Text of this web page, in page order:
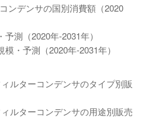
ンデンサの国別消費額（2020
測（2020年-2031年）
・予測（2020年-2031年）
ルターコンデンサのタイプ別販
ルターコンデンサの用途別販売